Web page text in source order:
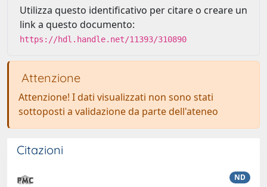
Utilizza questo identificativo per citare o creare un
link a questo documento:
https://hdl.handle.net/11393/310890
Attenzione
Attenzione! I dati visualizzati non sono stati
sottoposti a validazione da parte dell'ateneo
Citazioni
ND